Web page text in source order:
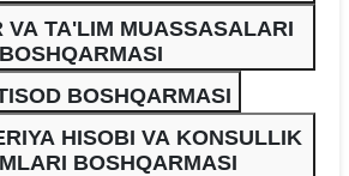
VA TA'LIM MUASSASALARI
BOSHQARMASI
MOLIYA-IQTISOD BOSHQARMASI
HISOBI VA KONSULLIK
BOSHQARMASI